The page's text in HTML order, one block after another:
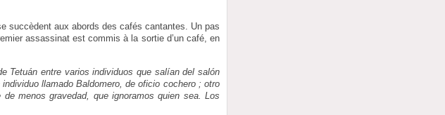
succèdent aux abords des cafés cantantes. Un pas
assassinat est commis à la sortie d’un café, en
Tetuán entre varios individuos que salían del salón
llamado Baldomero, de oficio cochero ; otro
menos gravedad, que ignoramos quien sea. Los